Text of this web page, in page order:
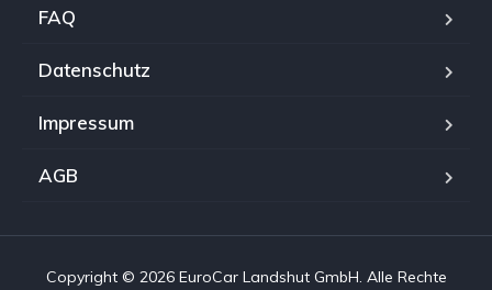
FAQ
Datenschutz
Impressum
AGB
Copyright © 2026 EuroCar Landshut GmbH. Alle Rechte